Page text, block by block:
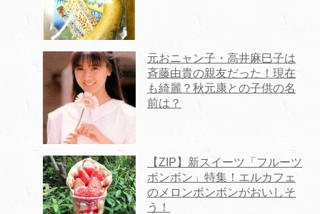
元おニャン子・高井麻巳子は
斉藤由貴の親友だった！現在
も綺麗？秋元康との子供の名
前は？
【ZIP】新スイーツ「フルーツ
ボンボン」特集！エルカフェ
のメロンボンボンがおいしそ
う！